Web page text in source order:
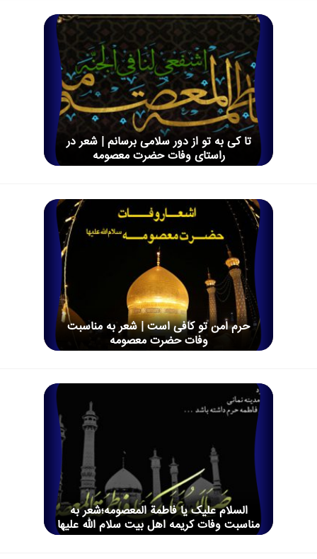
ﺗﺎ ﮐﯽ ﺑﻪ ﺗﻮ ﺍﺯ ﺩﻭﺭ ﺳﻼ‌ﻣﯽ ﺑﺮﺳﺎﻧﻢ | شعر در
راستای وفات حضرت معصومه
حرم امن تو کافی است | شعر به مناسبت
وفات حضرت معصومه
السلام علیک یا فاطمة المعصومه؛شعر به
مناسبت وفات کریمه اهل بیت سلام الله علیها